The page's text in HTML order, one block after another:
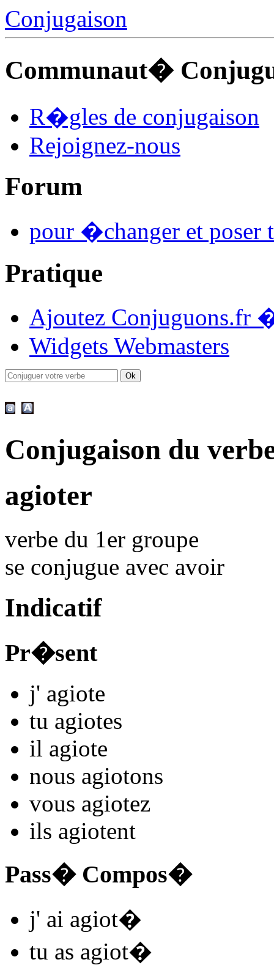
Conjugaison
Communaut�
R�gles de conjugaison
Rejoignez-nous
Forum
pour �changer et poser
Pratique
Ajoutez Conjuguons.fr
Widgets Webmasters
Conjugaison du
agioter
verbe du 1er groupe
se conjugue avec avoir
Indicatif
Pr�sent
j' agiote
tu agiotes
il agiote
nous agiotons
vous agiotez
ils agiotent
Pass� Compos�
j' ai agiot�
tu as agiot�